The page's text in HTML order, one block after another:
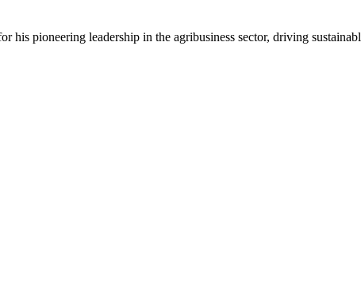
his pioneering leadership in the agribusiness sector, driving